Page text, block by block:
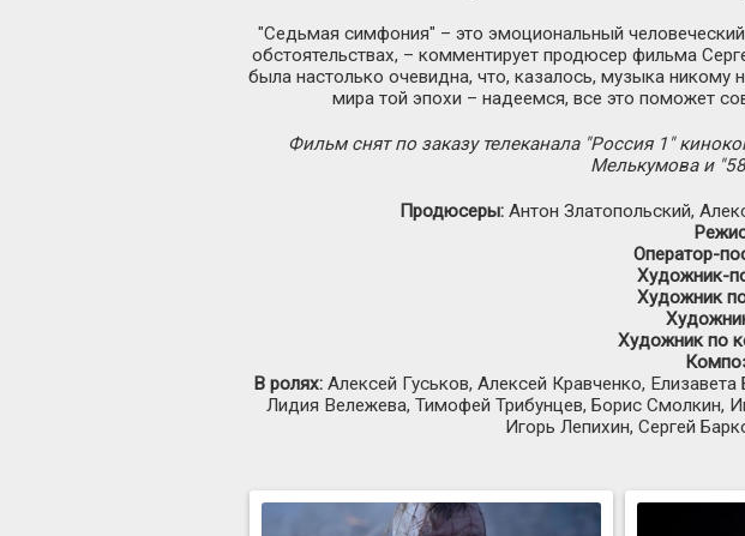
"Седьмая симфония" – это эмоциональный
обстоятельствах, – комментирует продюсер фильма
была настолько очевидна, что, казалось, музыка никому
мира той эпохи – надеемся, все это поможет
Фильм снят по заказу телеканала "Россия 1"
Мелькумова и
Продюсеры: Антон Златопольский,
Оператор-
Художник-
Художник
Художник по
В ролях:Алексей Гуськов, Алексей Кравченко,
Лидия Вележева, Тимофей Трибунцев, Борис Смолкин,
Игорь Лепихин, Сергей